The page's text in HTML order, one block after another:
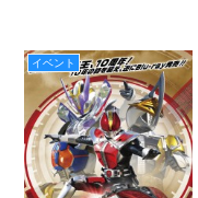
イベント